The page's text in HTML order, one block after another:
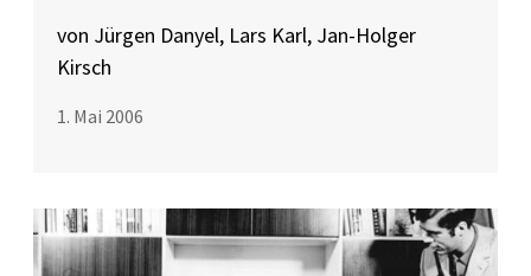
von Jürgen Danyel, Lars Karl, Jan-Holger
Kirsch
1. Mai 2006